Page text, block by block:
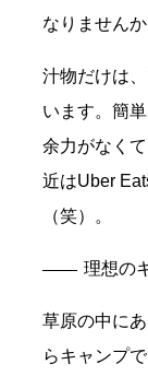
なりませんか
汁物だけは
います。簡
余力がなく
近はUber
（笑）。
理想の
草原の中に
らキャンプ